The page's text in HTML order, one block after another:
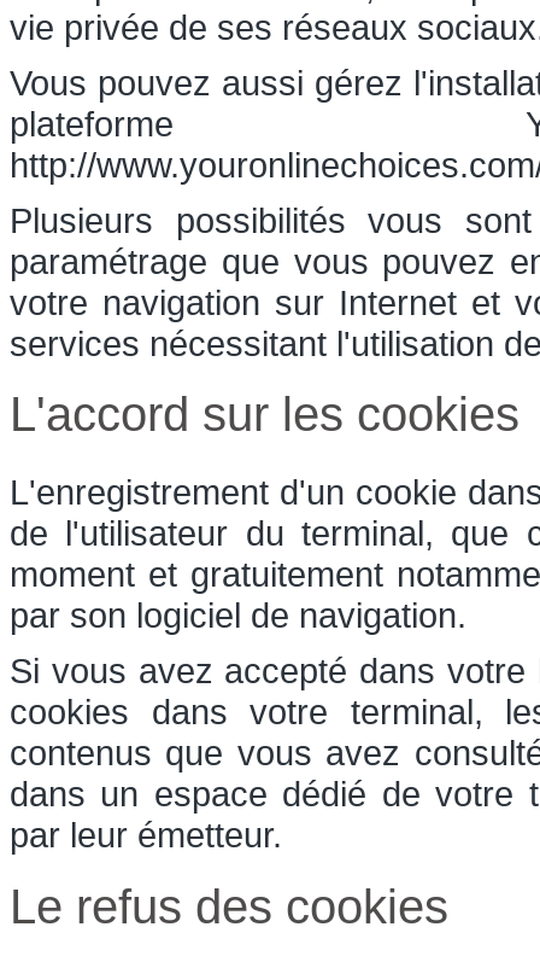
vie privée de ses réseaux
Vous pouvez aussi gérez
plateforme
http://
Plusieurs possibilités vous
paramétrage que vous pouvez
votre navigation sur Internet et
services nécessitant l'utilisation
L'accord sur les cookies
L'enregistrement d'un cookie
de l'utilisateur du terminal, que
moment et gratuitement
par son logiciel de navigation.
Si vous avez accepté dans
cookies dans votre terminal,
contenus que vous avez
dans un espace dédié de votre
par leur émetteur.
Le refus des cookies